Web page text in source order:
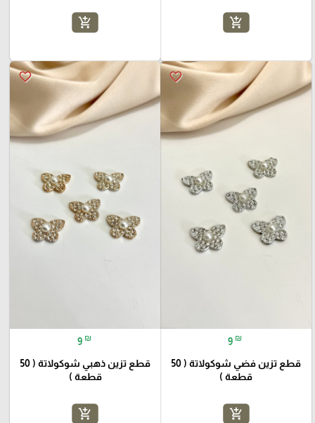
add_shopping_cart
add_shopping_cart
favorite_border
9 ₪
قطع تزين فضي شوكولاتة ( 50
قطعة )
add_shopping_cart
favorite_border
9 ₪
قطع تزين ذهبي شوكولاتة ( 50
قطعة )
add_shopping_cart